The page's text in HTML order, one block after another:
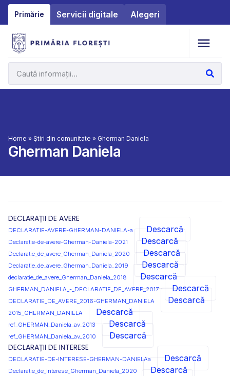
Primărie Servicii digitale Alegeri
Home » Știri din comunitate » Gherman Daniela
Gherman Daniela
DECLARAȚII DE AVERE
DECLARATIE-AVERE-GHERMAN-DANIELA-a Descarcă
Declaratie-de-avere-Gherman-Daniela-2021 Descarcă
Declaratie_de_avere_Gherman_Daniela_2020 Descarcă
Declaratie_de_avere_Gherman_Daniela_2019 Descarcă
declaratie_de_avere_Gherman_Daniela_2018 Descarcă
GHERMAN_DANIELA_-_DECLARATIE_DE_AVERE_2017 Descarcă
DECLARATIE_DE_AVERE_2016-GHERMAN_DANIELA Descarcă
2015_GHERMAN_DANIELA Descarcă
ref_GHERMAN_Daniela_av_2013 Descarcă
ref_GHERMAN_Daniela_av_2010
Descarcă
DECLARAȚII DE INTERESE
DECLARATIE-DE-INTERESE-GHERMAN-DANIELAa Descarcă
Declaratie_de_interese_Gherman_Daniela_2020 Descarcă